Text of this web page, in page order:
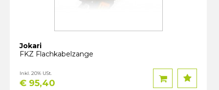
Jokari
FKZ Flachkabelzange
€ 95,40
Inkl. 20% USt.